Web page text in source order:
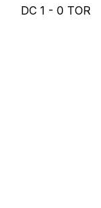
DC 1 - 0 TOR